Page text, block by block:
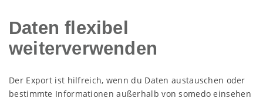
Daten flexibel
weiterverwenden
Der Export ist hilfreich, wenn du Daten austauschen oder
bestimmte Informationen außerhalb von somedo einsehen